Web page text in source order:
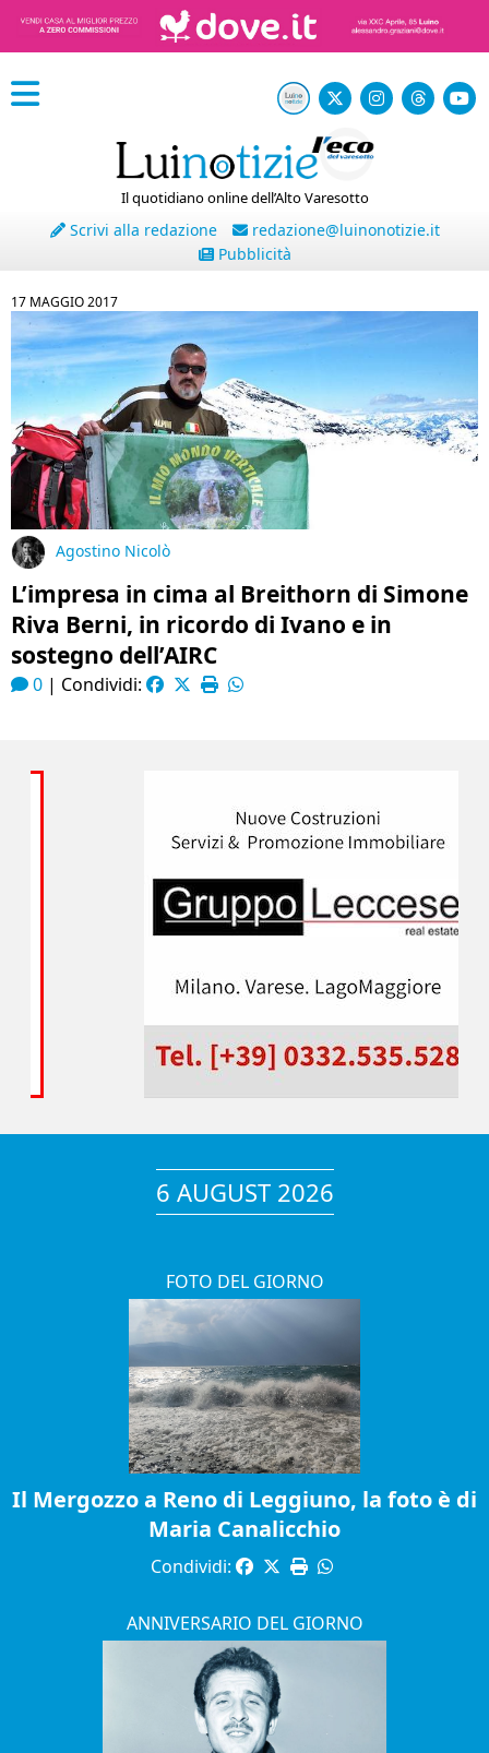
Il quotidiano online dell’Alto Varesotto
Scrivi alla redazione
redazione@luinonotizie.it
Pubblicità
17 MAGGIO 2017
Agostino Nicolò
L’impresa in cima al Breithorn di Simone
Riva Berni, in ricordo di Ivano e in
sostegno dell’AIRC
0 | Condividi:
6 AUGUST 2026
FOTO DEL GIORNO
Il Mergozzo a Reno di Leggiuno, la foto è di
Maria Canalicchio
Condividi:
ANNIVERSARIO DEL GIORNO